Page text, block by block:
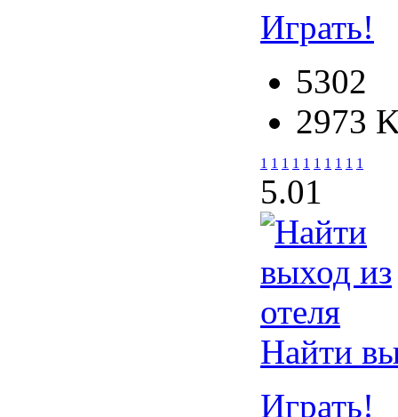
Играть!
5302
2973
1 1 1 1 1 1 1 1 1 1
5.01
Найти
Играть!